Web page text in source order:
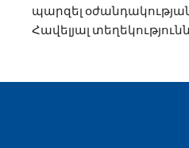
պարզել
Հավելյալ